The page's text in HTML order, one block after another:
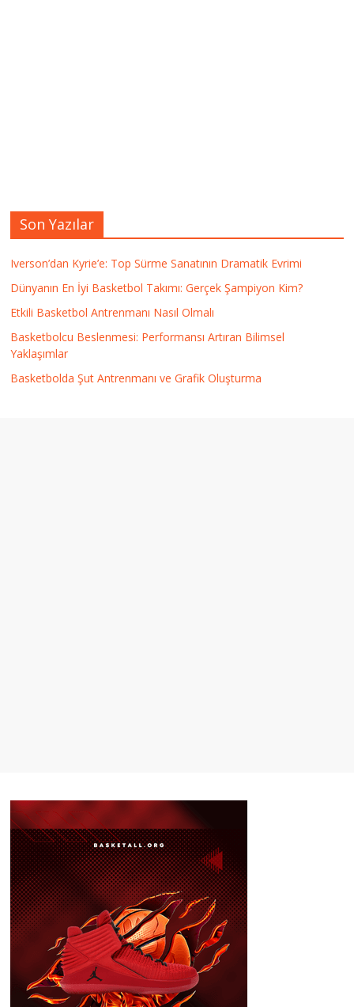
Son Yazılar
Iverson’dan Kyrie’e: Top Sürme Sanatının Dramatik Evrimi
Dünyanın En İyi Basketbol Takımı: Gerçek Şampiyon Kim?
Etkili Basketbol Antrenmanı Nasıl Olmalı
Basketbolcu Beslenmesi: Performansı Artıran Bilimsel
Yaklaşımlar
Basketbolda Şut Antrenmanı ve Grafik Oluşturma